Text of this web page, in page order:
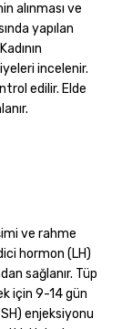
alınması ve
yapılan
incelenir.
edilir. Elde
ve rahme
hormon (LH)
sağlanır. Tüp
için 9-14 gün
enjeksiyonu